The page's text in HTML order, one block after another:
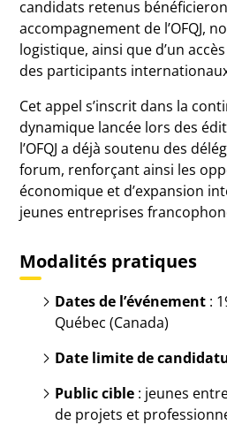
candidats retenus
accompagnement de l’OFQJ,
logistique, ainsi que d’un
des participants
Cet appel s’inscrit dans la
dynamique lancée lors des
l’OFQJ a déjà soutenu des
forum, renforçant ainsi les
économique et d’expansion
jeunes entreprises
Modalités pratiques
Dates de l’événement :
Québec (Canada)
Date limite de
Public cible : jeunes
de projets et